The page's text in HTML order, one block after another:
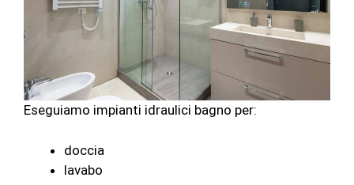
Eseguiamo impianti idraulici bagno per:
doccia
lavabo